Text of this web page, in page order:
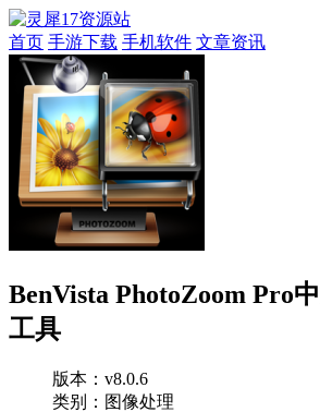
首页 手游下载 手机软件 文章资讯
BenVista PhotoZoom Pro
工具
版本： v8.0.6
类别：图像处理